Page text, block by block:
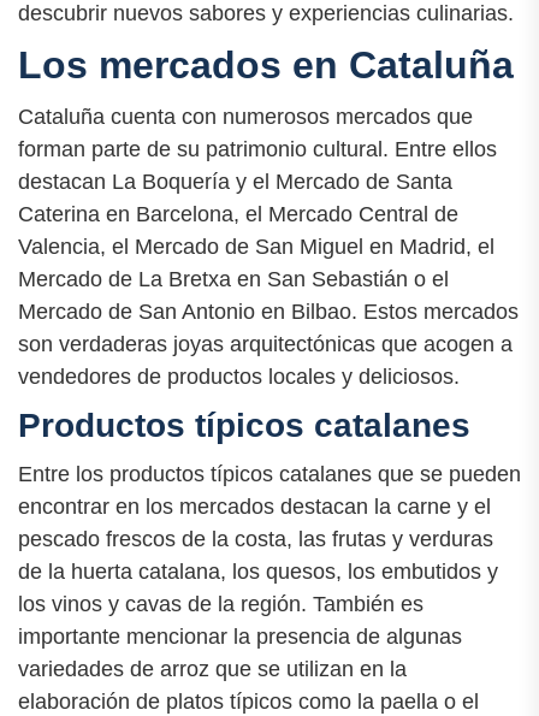
descubrir nuevos sabores y experiencias culinarias.
Los mercados en Cataluña
Cataluña cuenta con numerosos mercados que
forman parte de su patrimonio cultural. Entre ellos
destacan La Boquería y el Mercado de Santa
Caterina en Barcelona, el Mercado Central de
Valencia, el Mercado de San Miguel en Madrid, el
Mercado de La Bretxa en San Sebastián o el
Mercado de San Antonio en Bilbao. Estos mercados
son verdaderas joyas arquitectónicas que acogen a
vendedores de productos locales y deliciosos.
Productos típicos catalanes
Entre los productos típicos catalanes que se pueden
encontrar en los mercados destacan la carne y el
pescado frescos de la costa, las frutas y verduras
de la huerta catalana, los quesos, los embutidos y
los vinos y cavas de la región. También es
importante mencionar la presencia de algunas
variedades de arroz que se utilizan en la
elaboración de platos típicos como la paella o el